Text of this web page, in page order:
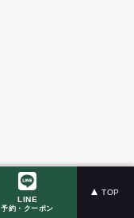
LINE
予約・クーポン
TOP